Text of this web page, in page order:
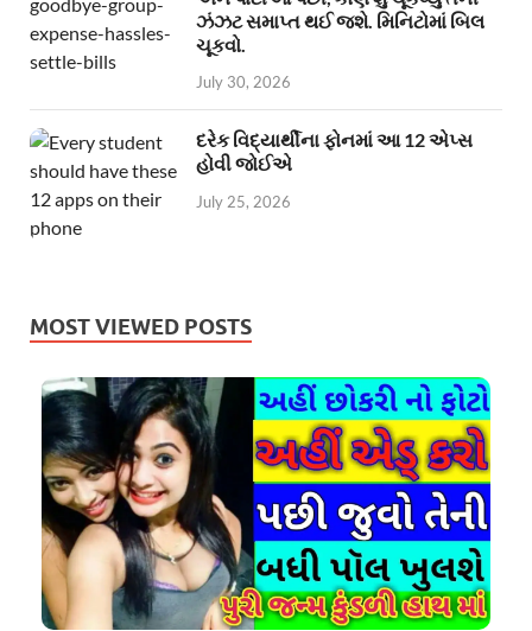
ઝંઝટ સમાપ્ત થઈ જશે. મિનિટોમાં બિલ
ચૂકવો.
July 30, 2026
દરેક વિદ્યાર્થીના ફોનમાં આ 12 એપ્સ
હોવી જોઈએ
July 25, 2026
MOST VIEWED POSTS